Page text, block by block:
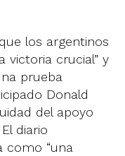
los argentinos
victoria crucial” y
prueba
Donald
del apoyo
diario
como “una